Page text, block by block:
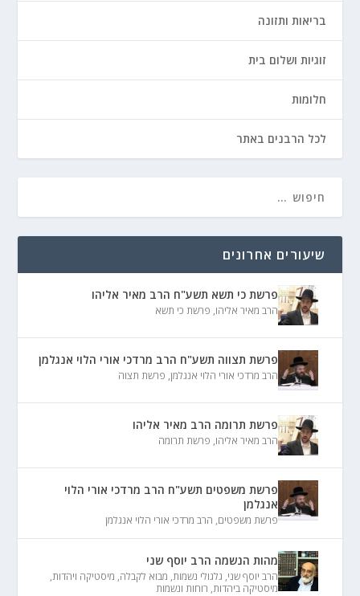
בריאות ותזונה
זוגיות ושלום בית
חלומות
לכל הרבנים באתר
שיעורים אחרונים
פרשת כי תשא תשע"ח הרב מאיר אליהו
הרב מאיר אליהו, פרשת כי תשא
פרשת תצווה תשע"ח הרב מרדכי אורי הלוי אנגלמן
הרב מרדכי אורי הלוי אנגלמן, פרשת תצוה
פרשת תרומה הרב מאיר אליהו
הרב מאיר אליהו, פרשת תרומה
פרשת משפטים תשע"ח הרב מרדכי אורי הלוי
אנגלמן
פרשת משפטים, הרב מרדכי אורי הלוי אנגלמן
מהות הנשמה הרב יוסף שני
הרב יוסף שני, גלגולי נשמות, מבוא לקבלה, מיסטיקה ויהדות,
מיסטיקה ביהדות, רוחות ונשמות